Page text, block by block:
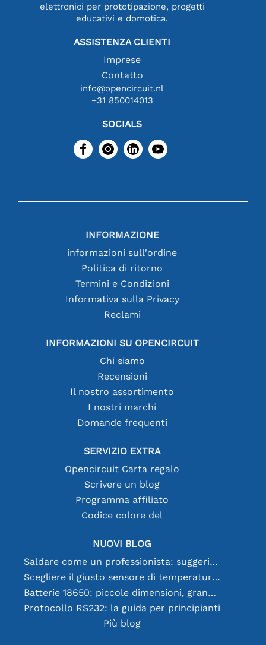
elettronici per prototipazione, progetti
educativi e domotica.
ASSISTENZA CLIENTI
Imprese
Contatto
info@opencircuit.nl
+31 850014013
SOCIALS
INFORMAZIONE
informazioni sull'ordine
Politica di ritorno
Termini e Condizioni
Informativa sulla Privacy
Reclami
INFORMAZIONI SU OPENCIRCUIT
Chi siamo
Recensioni
Il nostro assortimento
I nostri marchi
Domande frequenti
SERVIZIO EXTRA
Opencircuit Carta regalo
Scrivere un blog
Programma affiliato
Codice colore del
NUOVI BLOG
Saldare come un professionista: suggerimenti per connessioni elettroniche perfette
Scegliere il giusto sensore di temperatura [youtube]
Batterie 18650: piccole dimensioni, grandi prestazioni
Protocollo RS232: la guida per principianti
Più blog